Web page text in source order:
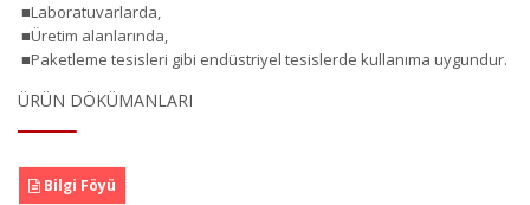
■Laboratuvarlarda,
■Üretim alanlarında,
■Paketleme tesisleri gibi endüstriyel tesislerde kullanıma uygundur.
ÜRÜN DÖKÜMANLARI
Bilgi Föyü